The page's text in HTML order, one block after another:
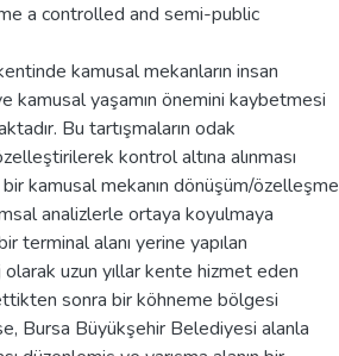
a controlled and semi-public
kamusal mekanların insan
kamusal yaşamın önemini kaybetmesi
Bu tartışmaların odak
kontrol altına alınması
kamusal mekanın dönüşüm/özelleşme
analizlerle ortaya koyulmaya
terminal alanı yerine yapılan
olarak uzun yıllar kente hizmet eden
sonra bir köhneme bölgesi
Bursa Büyükşehir Belediyesi alanla